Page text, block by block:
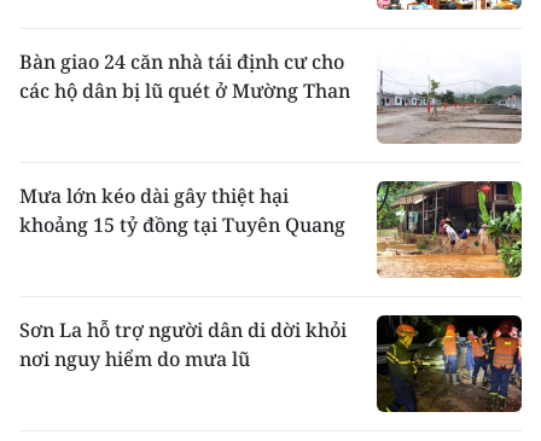
Bàn giao 24 căn nhà tái định cư cho
các hộ dân bị lũ quét ở Mường Than
Mưa lớn kéo dài gây thiệt hại
khoảng 15 tỷ đồng tại Tuyên Quang
Sơn La hỗ trợ người dân di dời khỏi
nơi nguy hiểm do mưa lũ